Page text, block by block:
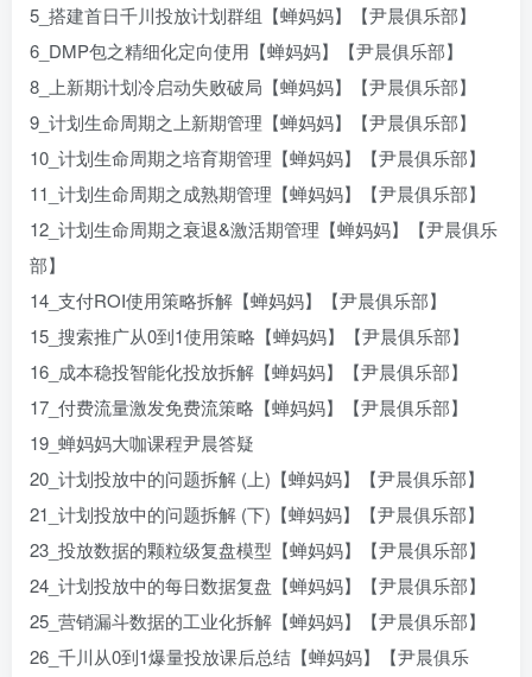
5_搭建首日千川投放计划群组【蝉妈妈】【尹晨俱乐部】
6_DMP包之精细化定向使用【蝉妈妈】【尹晨俱乐部】
8_上新期计划冷启动失败破局【蝉妈妈】【尹晨俱乐部】
9_计划生命周期之上新期管理【蝉妈妈】【尹晨俱乐部】
10_计划生命周期之培育期管理【蝉妈妈】【尹晨俱乐部】
11_计划生命周期之成熟期管理【蝉妈妈】【尹晨俱乐部】
12_计划生命周期之衰退&激活期管理【蝉妈妈】【尹晨俱乐
部】
14_支付ROI使用策略拆解【蝉妈妈】【尹晨俱乐部】
15_搜索推广从0到1使用策略【蝉妈妈】【尹晨俱乐部】
16_成本稳投智能化投放拆解【蝉妈妈】【尹晨俱乐部】
17_付费流量激发免费流策略【蝉妈妈】【尹晨俱乐部】
19_蝉妈妈大咖课程尹晨答疑
20_计划投放中的问题拆解 (上)【蝉妈妈】【尹晨俱乐部】
21_计划投放中的问题拆解 (下)【蝉妈妈】【尹晨俱乐部】
23_投放数据的颗粒级复盘模型【蝉妈妈】【尹晨俱乐部】
24_计划投放中的每日数据复盘【蝉妈妈】【尹晨俱乐部】
25_营销漏斗数据的工业化拆解【蝉妈妈】【尹晨俱乐部】
26_千川从0到1爆量投放课后总结【蝉妈妈】【尹晨俱乐